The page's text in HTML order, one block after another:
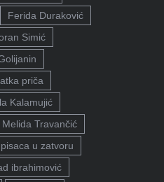
Ferida Duraković
Simić
priča
Kalamujić
Melida Travančić
u zatvoru
ibrahimović